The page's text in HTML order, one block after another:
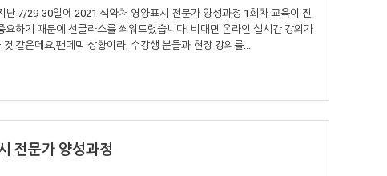
7/29-30일에 2021 식약처 영양표시 전문가 양성과정 1회차 교육이 진
하기 때문에 선글라스를 씌워드렸습니다! 비대면 온라인 실시간 강의가
같은데요,팬데믹 상황이라, 수강생 분들과 현장 강의를...
전문가 양성과정